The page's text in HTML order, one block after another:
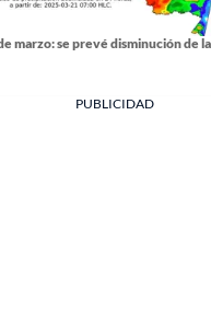
marzo: se prevé disminución de
PUBLICIDAD